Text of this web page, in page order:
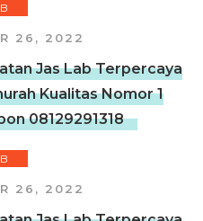
26, 2022
Jas Lab Terpercaya
Kualitas Nomor 1
08129291318
26, 2022